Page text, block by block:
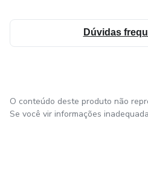
Dúvidas
O conteúdo deste produto não
Se você vir informações